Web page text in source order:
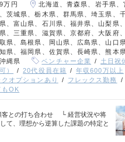
万円
北海道、青森県、岩手県、
茨城県、栃木県、群馬県、埼玉県、
、富山県、石川県、福井県、山梨県
、三重県、滋賀県、京都府、大阪府
県、島根県、岡山県、広島県、山口
県、福岡県、佐賀県、長崎県、熊本
縄県
ベンチャー企業 土日祝
）
20代役員在籍 年収600万以上
クオプションあり フレックス勤務
もOK
客との打ち合わせ └ 経営状況や将
て、理想から逆算した課題の特定と